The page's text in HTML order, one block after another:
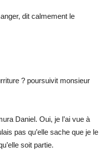
dit calmement le
? poursuivit monsieur
Daniel. Oui, je l’ai vue à
pas qu’elle sache que je le
soit partie.